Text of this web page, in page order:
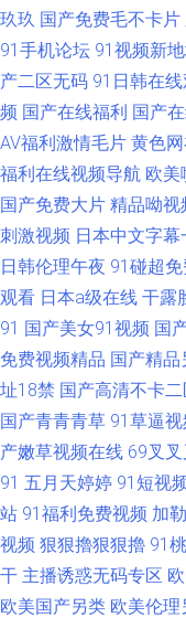
玖玖 国产免费毛不卡片
91手机论坛 91视频新
产二区无码 91日韩在
频 国产在线福利 国产
AV福利激情毛片 黄色
福利在线视频导航 欧美
国产免费大片 精品呦视
刺激视频 日本中文字幕
日韩伦理午夜 91碰超
观看 日本a级在线 干露
91 国产美女91视频 国
免费视频精品 国产精品
址18禁 国产高清不卡二
国产青青青草 91草逼视
产嫩草视频在线 69叉叉
91 五月天婷婷 91短视
站 91福利免费视频 加
视频 狠狠擼狠狠擼 91
干 主播诱惑无码专区
欧美国产另类 欧美伦理